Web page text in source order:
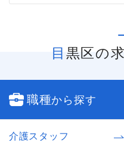
目黒区の
職種から探す
介護スタッフ